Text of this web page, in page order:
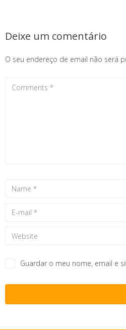
Deixe um comentário
O seu endereço de email não será
Guardar o meu nome, email e